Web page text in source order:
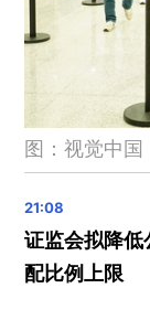
生态环境部
国务院印发
晨读荐闻（
斗鱼直播收
居民购房“避
图：视觉中国
证监会拟降
配比例上限